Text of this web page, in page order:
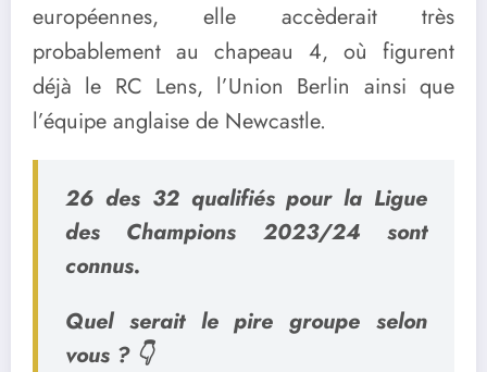
européennes, elle accèderait très
probablement au chapeau 4, où figurent
déjà le RC Lens, l’Union Berlin ainsi que
l’équipe anglaise de Newcastle.
26 des 32 qualifiés pour la Ligue
des Champions 2023/24 sont
connus.
Quel serait le pire groupe selon
vous ? 👇